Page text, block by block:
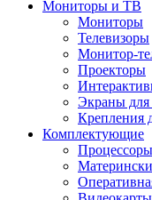
Мониторы и ТВ
Мониторы
Телевизоры
Монитор-
Проекторы
Экраны для
Крепления
Комплектующие
Процессоры